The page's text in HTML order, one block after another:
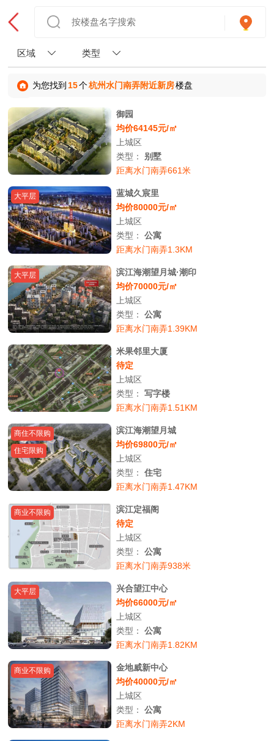
区域 类型
为您找到 15个杭州水门南弄附近新房楼盘
御园
均价64145元/㎡
上城区
类型：别墅
距离水门南弄661米
大平层
蓝城久宸里
均价80000元/㎡
上城区
类型：公寓
距离水门南弄1.3KM
大平层
滨江海潮望月城·潮印
均价70000元/㎡
上城区
类型：公寓
距离水门南弄1.39KM
米果邻里大厦
待定
上城区
类型：写字楼
距离水门南弄1.51KM
商住不限购
住宅限购
滨江海潮望月城
均价69800元/㎡
上城区
类型：住宅
距离水门南弄1.47KM
商业不限购
滨江定福阁
待定
上城区
类型：公寓
距离水门南弄938米
大平层
兴合望江中心
均价66000元/㎡
上城区
类型：公寓
距离水门南弄1.82KM
商业不限购
金地威新中心
均价40000元/㎡
上城区
类型：公寓
距离水门南弄2KM